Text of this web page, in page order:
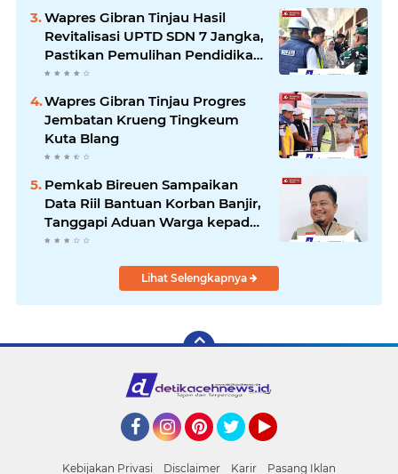
Wapres Gibran Tinjau Hasil
Revitalisasi UPTD SDN 7 Jangka,
Pastikan Pemulihan Pendidikan
Pascabencana Berjalan Optimal
Wapres Gibran Tinjau Progres
Jembatan Krueng Tingkeum
Kuta Blang
Pemkab Bireuen Sampaikan
Data Riil Bantuan Korban Banjir,
Tanggapi Aduan Warga kepada
Wapres
Lihat Selengkapnya
Kebijakan Privasi Disclaimer Karir
Pasang Iklan